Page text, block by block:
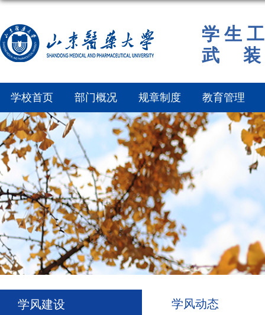
学 生
武
学校首页 部门概况 规章制度 教育管理
学风建设 学风动态